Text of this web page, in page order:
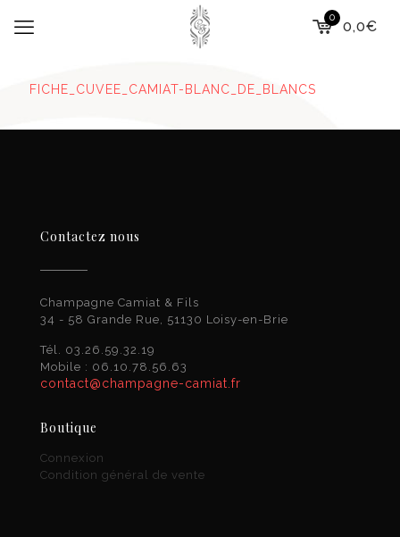
0
0,0€
FICHE_CUVEE_CAMIAT-BLANC_DE_BLANCS
Contactez nous
Champagne Camiat & Fils
34 - 58 Grande Rue, 51130 Loisy-en-Brie
Tél. 03.26.59.32.19
Mobile : 06.10.78.56.63
contact@champagne-camiat.fr
Boutique
Connexion
Condition général de vente